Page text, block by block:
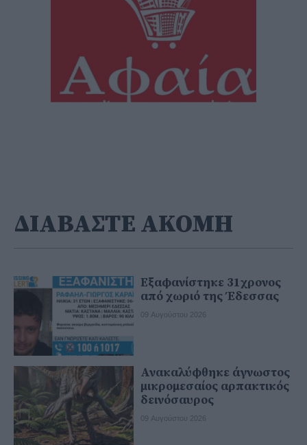
ΔΙΑΒΑΣΤΕ ΑΚΟΜΗ
Εξαφανίστηκε 31χρονος
από χωριό της Έδεσσας
09 Αυγούστου 2026
Ανακαλύφθηκε άγνωστος
μικρομεσαίος αρπακτικός
δεινόσαυρος
09 Αυγούστου 2026